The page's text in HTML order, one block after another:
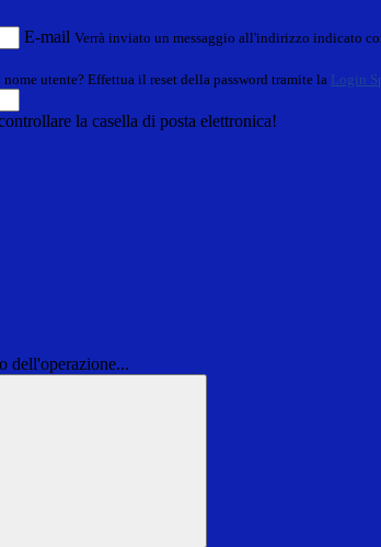
E-mail Verrà inviato un messaggio all'indirizzo indicato
utente? Effettua il reset della password tramite la Login
la casella di posta elettronica!
dell'operazione...